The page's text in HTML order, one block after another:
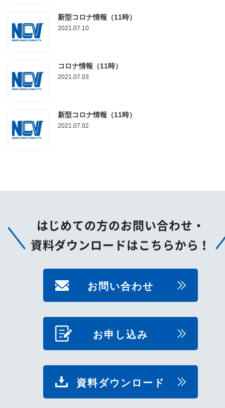
新型コロナ情報（11時）
2021.07.10
コロナ情報（11時）
2021.07.03
新型コロナ情報（11時）
2021.07.02
はじめての方のお問い合わせ・
資料ダウンロードはこちらから！
お問い合わせ
お申し込み
資料ダウンロード